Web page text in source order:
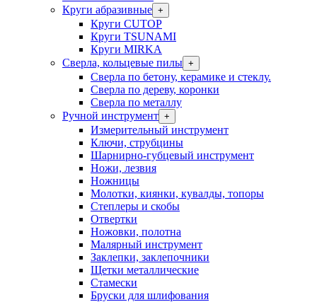
Круги абразивные +
Круги CUTOP
Круги TSUNAMI
Круги MIRKA
Сверла, кольцевые пилы +
Сверла по бетону, керамике и стеклу.
Сверла по дереву, коронки
Сверла по металлу
Ручной инструмент +
Измерительный инструмент
Ключи, струбцины
Шарнирно-губцевый инструмент
Ножи, лезвия
Ножницы
Молотки, киянки, кувалды, топоры
Степлеры и скобы
Отвертки
Ножовки, полотна
Малярный инструмент
Заклепки, заклепочники
Щетки металлические
Стамески
Бруски для шлифования